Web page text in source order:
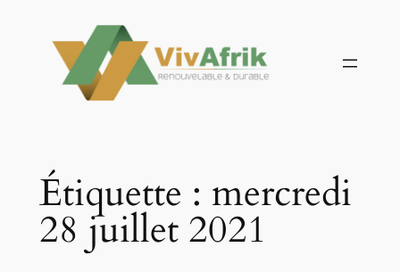
contenu
Étiquette : mercredi
28 juillet 2021